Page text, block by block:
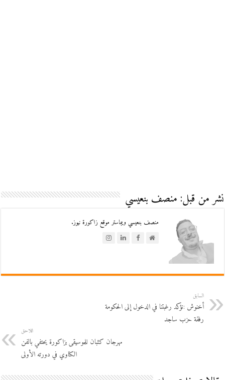
نشر من قبل: منصف بنعيسي
منصف بنعيسي ويبماستر موقع زاكورة نيوز.
السابق
أخنوش :نؤكد رغبتنا في الدخول إلى الحكومة
رفقة حزب ساجد
اللاحق
مهرجان كثبان للموسيقى بزاكورة يحتفي بالفن
الكناوي في دورته الأولى